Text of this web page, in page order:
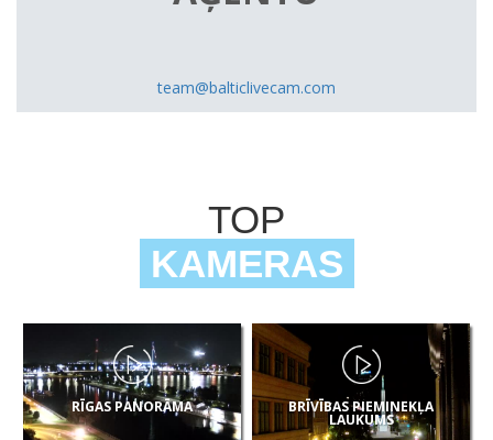
team@balticlivecam.com
TOP
KAMERAS
RĪGAS PANORĀMA BRĪVĪBAS PIEMINEKĻA
LAUKUMS